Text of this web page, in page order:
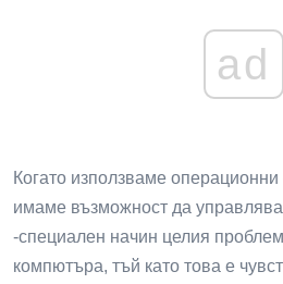
ad
Когато използваме
имаме възможност да
-специален начин целия
компютъра, тъй като това е